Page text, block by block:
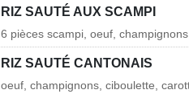
RIZ SAUTÉ AUX SCAMPI
6 pièces scampi, oeuf,
RIZ SAUTÉ CANTONAIS
oeuf, champignons, ciboulette,